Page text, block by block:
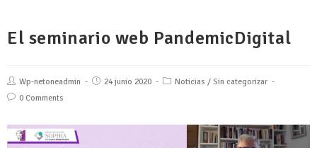
El seminario web PandemicDigital
Wp-netoneadmin 24 junio 2020 Noticias / Sin categorizar
0 Comments